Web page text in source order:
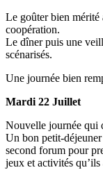
Le goûter bien mérité
coopération.
Le dîner puis une
scénarisés.
Une journée bien
Mardi 22 Juillet
Nouvelle journée qui
Un bon petit-
second forum pour
jeux et activités